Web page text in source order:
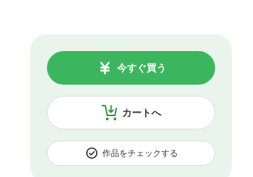
カートへ
今すぐ買う
作品をチェックする